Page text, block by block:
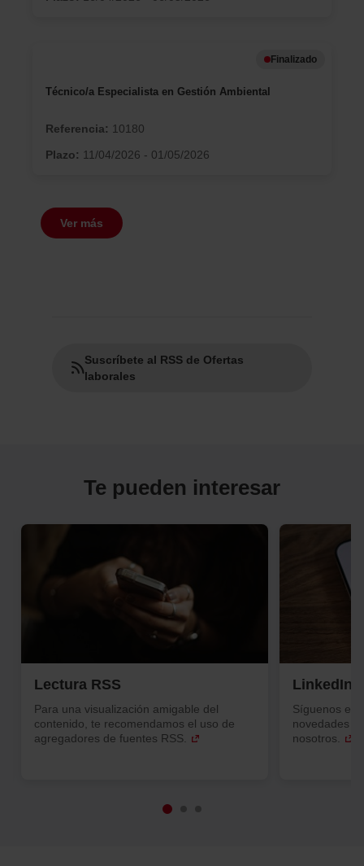
Finalizado
Técnico/a Especialista en Gestión Ambiental
Referencia: 10180
Plazo: 11/04/2026 - 01/05/2026
Ver más
Suscríbete al RSS de Ofertas
laborales
Te pueden interesar
Lectura RSS
Para una visualización amigable del
contenido, te recomendamos el uso de
agregadores de fuentes RSS.
LinkedIn
Síguenos en
novedades
nosotros.